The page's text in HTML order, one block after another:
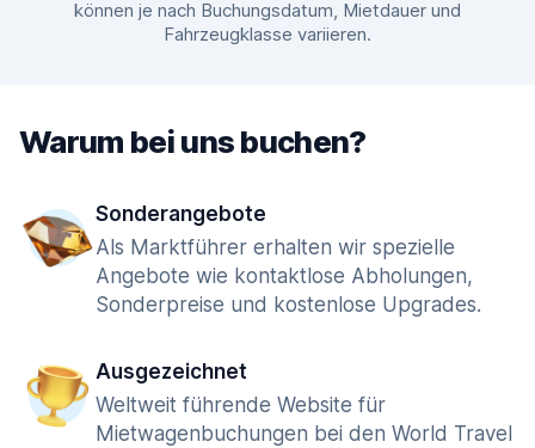
können je nach Buchungsdatum, Mietdauer und
Fahrzeugklasse variieren.
Warum bei uns buchen?
Sonderangebote
Als Marktführer erhalten wir spezielle
Angebote wie kontaktlose Abholungen,
Sonderpreise und kostenlose Upgrades.
Ausgezeichnet
Weltweit führende Website für
Mietwagenbuchungen bei den World Travel